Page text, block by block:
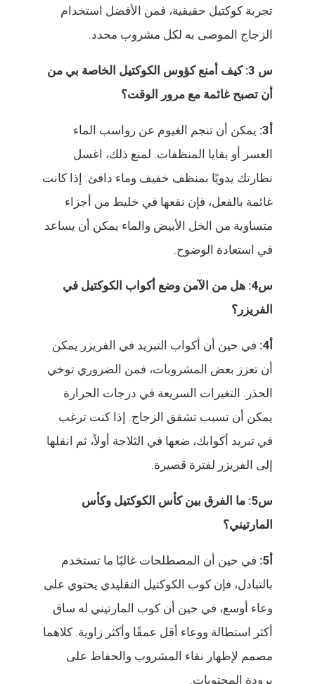
تجربة كوكتيل حقيقية، فمن الأفضل استخدام
الزجاج الموصى به لكل مشروب محدد.
س 3: كيف أمنع كؤوس الكوكتيل الخاصة بي من
أن تصبح غائمة مع مرور الوقت؟
يمكن أن تنجم الغيوم عن رواسب الماء
العسر أو بقايا المنظفات. لمنع ذلك، اغسل
نظارتك يدويًا بمنظف خفيف وماء دافئ. إذا كانت
غائمة بالفعل، فإن نقعها في خليط من أجزاء
متساوية من الخل الأبيض والماء يمكن أن يساعد
في استعادة الوضوح.
س4: هل من الآمن وضع أكواب الكوكتيل في
الفريزر؟
في حين أن أكواب التبريد في الفريزر يمكن
أن تعزز بعض المشروبات، فمن الضروري توخي
الحذر. التغيرات السريعة في درجات الحرارة
يمكن أن تسبب تشقق الزجاج. إذا كنت ترغب
في تبريد أكوابك، ضعها في الثلاجة أولاً، ثم انقلها
إلى الفريزر لفترة قصيرة.
س5: ما الفرق بين كأس الكوكتيل وكأس
المارتيني؟
في حين أن المصطلحات غالبًا ما تستخدم
بالتبادل، فإن كوب الكوكتيل التقليدي يحتوي على
وعاء أوسع، في حين أن كوب المارتيني له ساق
أكثر استطالة ووعاء أقل عمقًا وأكثر زاوية. كلاهما
مصمم لإظهار نقاء المشروب والحفاظ على
برودة المحتويات.